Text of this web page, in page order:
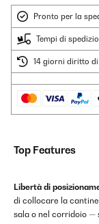
Pronto per la
Tempi di
14 giorni diritto di
Top Features
Libertà di
di collocare la
sala o nel corridoio —